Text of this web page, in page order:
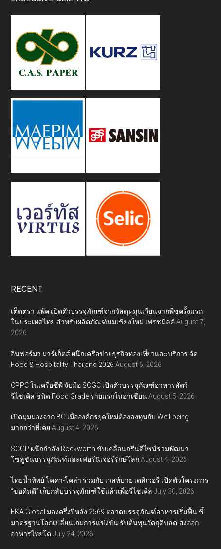
RECENT
เต็ดตรา แพ้ค เปิดตัวบรรจุภัณฑ์จากวัสดุหมุนเวียนจากพืชครั้งแรก
ในประเทศไทย สำหรับผลิตภัณฑ์นมเชียงใหม่ เฟรชมิลค์ August 7,
2026
อินฟอร์มา มาร์เก็ตส์ ผนึกเครือข่ายธุรกิจท่องเที่ยวและบริการ จัด
Food & Hospitality Thailand 2026 August 6, 2026
CPPC ในเครือซีพี จับมือ SCGC เปิดตัวบรรจุภัณฑ์อาหารสัตว์
รีไซเคิล ชนิด Food Grade รายแรกในอาเซียน August 5, 2026
เปิดมุมมองจาก BG เมื่อองค์กรยุคใหม่ต้องลงทุนกับ Well-being
มากกว่าที่เคย August 4, 2026
SCGP ผนึกกำลัง Rockworth ขับเคลื่อนกรีนดีไซน์ร่วมพัฒนา
โซลูชันบรรจุภัณฑ์และเฟอร์นิเจอร์รักษ์โลก August 4, 2026
ไทยน้ำทิพย์ โคคา-โคล่า ร่วมกับ เวสท์บาย เดลิเวอรี่ เปิดตัวโครงการ
“ขอคืนดี” เก็บกลับบรรจุภัณฑ์ใช้แล้วเพื่อรีไซเคิล July 30, 2026
EKA Global มองครึ่งปีหลัง 2569 ตลาดบรรจุภัณฑ์อาหารเริ่มฟื้น ชี้
มาตรฐานโลกเปลี่ยนเกมการแข่งขัน รับต้นทุนวัตถุดิบลด-ส่งออก
อาหารไทยโต July 24, 2026